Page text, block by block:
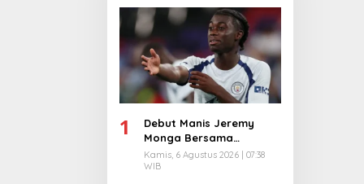
1
Debut Manis Jeremy
Monga Bersama
Manchester City
Kamis, 6 Agustus 2026 | 07:38
WIB